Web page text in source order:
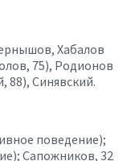
Хабалов
75), Родионов
88), Синявский.
поведение);
Сапожников, 32